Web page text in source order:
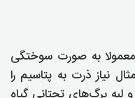
معمولا به صورت سوختگی
نیاز ذرت به پتاسیم را
برگ‌های تحتانی گیاه